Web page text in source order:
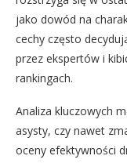
jako dowód na
cechy często
przez ekspertów i
rankingach.
Analiza kluczowych
asysty, czy nawet
oceny efektywności